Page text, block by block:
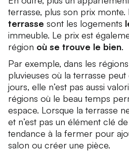
terrasse, plus son prix monte.
terrasse sont les logements
immeuble. Le prix est
région où se trouve le bien.
Par exemple, dans les
pluvieuses où la terrasse
jours, elle n’est pas aussi
régions où le beau temps
espace. Lorsque la terrasse
et n’est pas un élément clé
tendance à la fermer pour
salon ou créer une pièce.